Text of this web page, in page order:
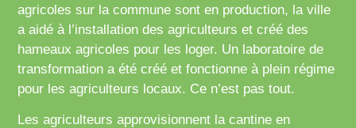
agricoles sur la commune sont en production, la ville
a aidé à l’installation des agriculteurs et créé des
hameaux agricoles pour les loger. Un laboratoire de
transformation a été créé et fonctionne à plein régime
pour les agriculteurs locaux. Ce n’est pas tout.
Les agriculteurs approvisionnent la cantine en